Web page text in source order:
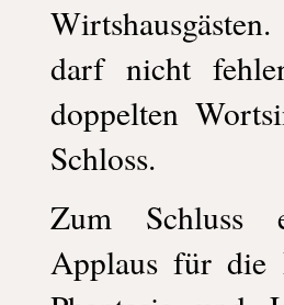
darf nicht
doppelten
Schloss.
Zum Schluss
Applaus für die